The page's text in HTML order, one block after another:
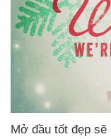
Mở đầu tốt đẹp sẽ